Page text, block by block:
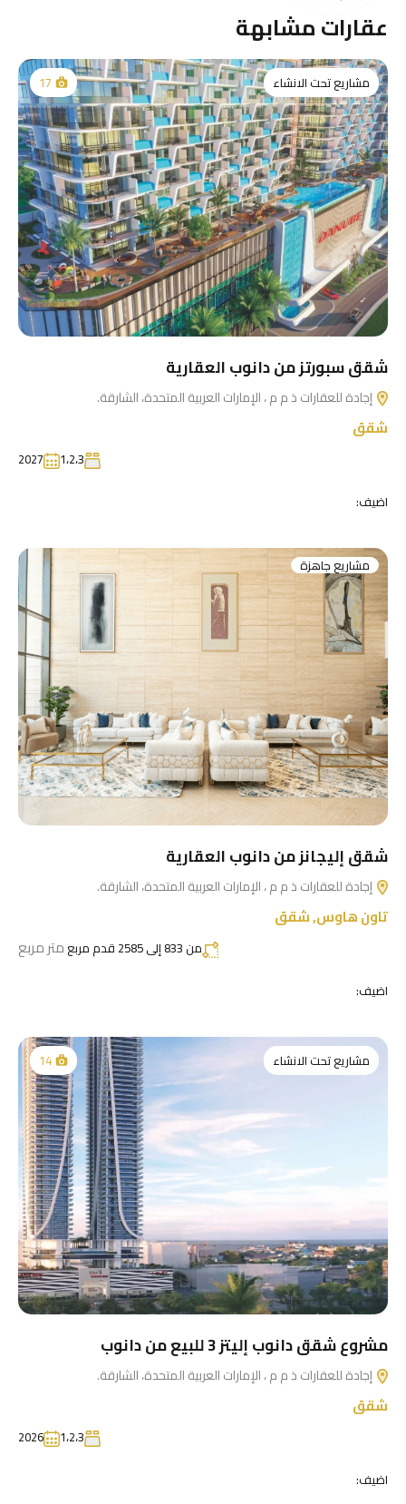
عقارات مشابهة
مشاريع تحت الانشاء 17
شقق سبورتز من دانوب العقارية
إجادة للعقارات ذ م م ، الإمارات العربية المتحدة، الشارقة.
شقق
1،2،3
2027
اضيف:
مشاريع جاهزة
شقق إليجانز من دانوب العقارية
إجادة للعقارات ذ م م ، الإمارات العربية المتحدة، الشارقة.
تاون هاوس,شقق
من 833 إلى 2585 قدم مربع متر مربع
اضيف:
مشاريع تحت الانشاء 14
مشروع شقق دانوب إليتز 3 للبيع من دانوب
إجادة للعقارات ذ م م ، الإمارات العربية المتحدة، الشارقة.
شقق
1،2،3
2026
اضيف: